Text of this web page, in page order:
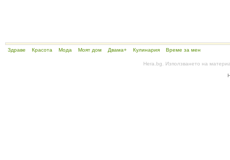
Здраве Красота Мода Моят дом Двама+ Кулинария Време за мен
Hera.bg. Използването на